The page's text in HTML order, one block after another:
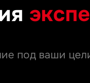
под ваши